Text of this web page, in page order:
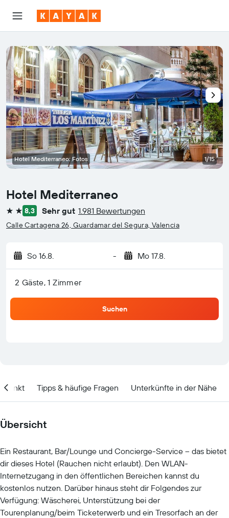
Hotel Mediterraneo
2 Sterne
8,3 Sehr gut 1.981 Bewertungen
Calle Cartagena 26, Guardamar del Segura, Valencia
So 16.8. - Mo 17.8.
2 Gäste, 1 Zimmer
Suchen
Hotel Mediterraneo: Fotos 1/15
Tipps & häufige Fragen Unterkünfte in der Nähe
Übersicht
Ein Restaurant, Bar/Lounge und Concierge-Service – das bietet
dir dieses Hotel (Rauchen nicht erlaubt). Den WLAN-
Internetzugang in den öffentlichen Bereichen kannst du
kostenlos nutzen. Darüber hinaus steht dir Folgendes zur
Verfügung: Wäscherei, Unterstützung bei der
Tourenplanung/beim Ticketerwerb und ein Tresorfach an der